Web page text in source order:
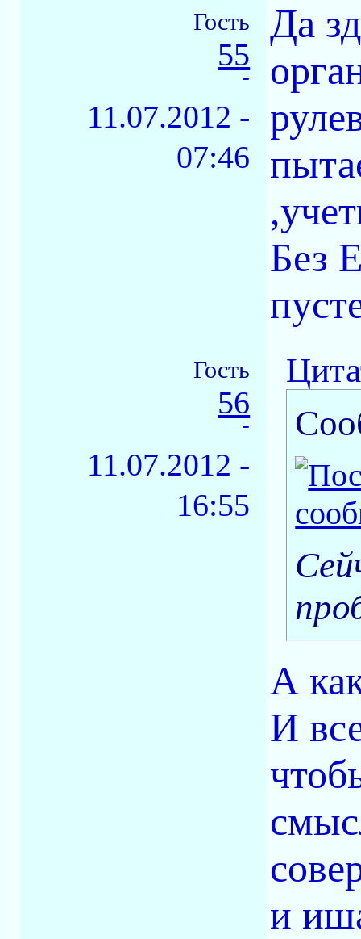
Гость
55
-
11.07.2012 -
07:46
Да
Без
Гость
56
-
11.07.2012 -
16:55
А
И
и